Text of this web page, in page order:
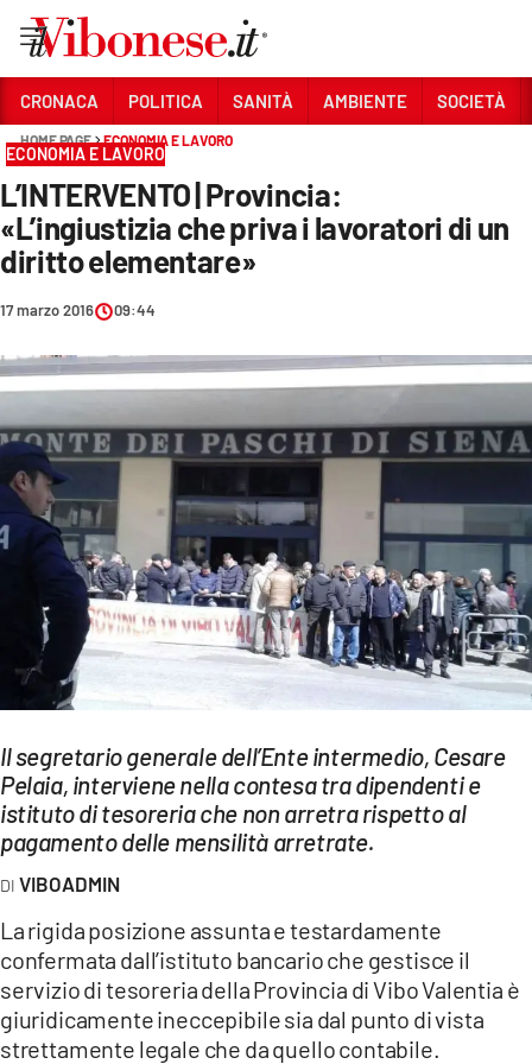
Sezioni
CRONACA
POLITICA
SOCIETÀ
CULTURA
ECONOMIA E LAVORO
EVENTI
Streaming
LAC TV
LAC NETWORK
LAC ONAIR
LaC
Network
LACPLAY.IT
LACTV.IT
LACONAIR.IT
CRONACA POLITICA SANITÀ AMBIENTE SOCIETÀ
HOME PAGE ECONOMIA E LAVORO
ECONOMIA E LAVORO
L’INTERVENTO | Provincia:
«L’ingiustizia che priva i lavoratori di un
diritto elementare»
17 marzo 2016 09:44
Il segretario generale dell’Ente intermedio, Cesare
Pelaia, interviene nella contesa tra dipendenti e
istituto di tesoreria che non arretra rispetto al
pagamento delle mensilità arretrate.
VIBOADMIN
La rigida posizione assunta e testardamente
confermata dall’istituto bancario che gestisce il
servizio di tesoreria della Provincia di Vibo Valentia è
giuridicamente ineccepibile sia dal punto di vista
strettamente legale che da quello contabile.